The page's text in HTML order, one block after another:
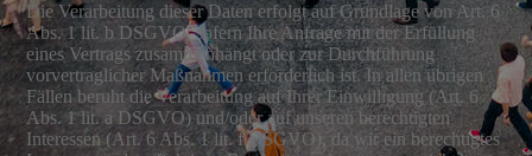
Die Verarbeitung dieser Daten erfolgt auf Grundlage von Art. 6
Abs. 1 lit. b DSGVO, sofern Ihre Anfrage mit der Erfüllung
eines Vertrags zusammenhängt oder zur Durchführung
vorvertraglicher Maßnahmen erforderlich ist. In allen übrigen
Fällen beruht die Verarbeitung auf Ihrer Einwilligung (Art. 6
Abs. 1 lit. a DSGVO) und/oder auf unseren berechtigten
Interessen (Art. 6 Abs. 1 lit. f DSGVO), da wir ein berechtigtes